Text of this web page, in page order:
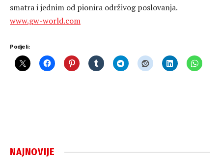
smatra i jednim od pionira održivog poslovanja.
www.gw-world.com
Podjeli:
NAJNOVIJE